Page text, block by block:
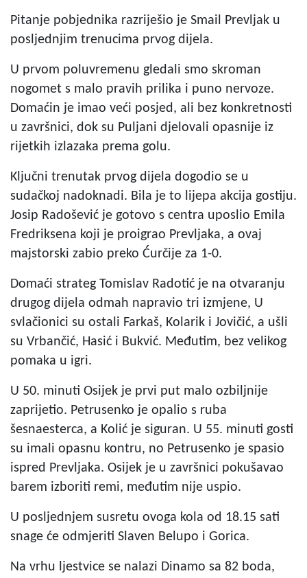
Pitanje pobjednika razriješio je Smail Prevljak u
posljednjim trenucima prvog dijela.
U prvom poluvremenu gledali smo skroman
nogomet s malo pravih prilika i puno nervoze.
Domaćin je imao veći posjed, ali bez konkretnosti
u završnici, dok su Puljani djelovali opasnije iz
rijetkih izlazaka prema golu.
Ključni trenutak prvog dijela dogodio se u
sudačkoj nadoknadi. Bila je to lijepa akcija gostiju.
Josip Radošević je gotovo s centra uposlio Emila
Fredriksena koji je proigrao Prevljaka, a ovaj
majstorski zabio preko Ćurčije za 1-0.
Domaći strateg Tomislav Radotić je na otvaranju
drugog dijela odmah napravio tri izmjene, U
svlačionici su ostali Farkaš, Kolarik i Jovičić, a ušli
su Vrbančić, Hasić i Bukvić. Međutim, bez velikog
pomaka u igri.
U 50. minuti Osijek je prvi put malo ozbiljnije
zaprijetio. Petrusenko je opalio s ruba
šesnaesterca, a Kolić je siguran. U 55. minuti gosti
su imali opasnu kontru, no Petrusenko je spasio
ispred Prevljaka. Osijek je u završnici pokušavao
barem izboriti remi, međutim nije uspio.
U posljednjem susretu ovoga kola od 18.15 sati
snage će odmjeriti Slaven Belupo i Gorica.
Na vrhu ljestvice se nalazi Dinamo sa 82 boda,